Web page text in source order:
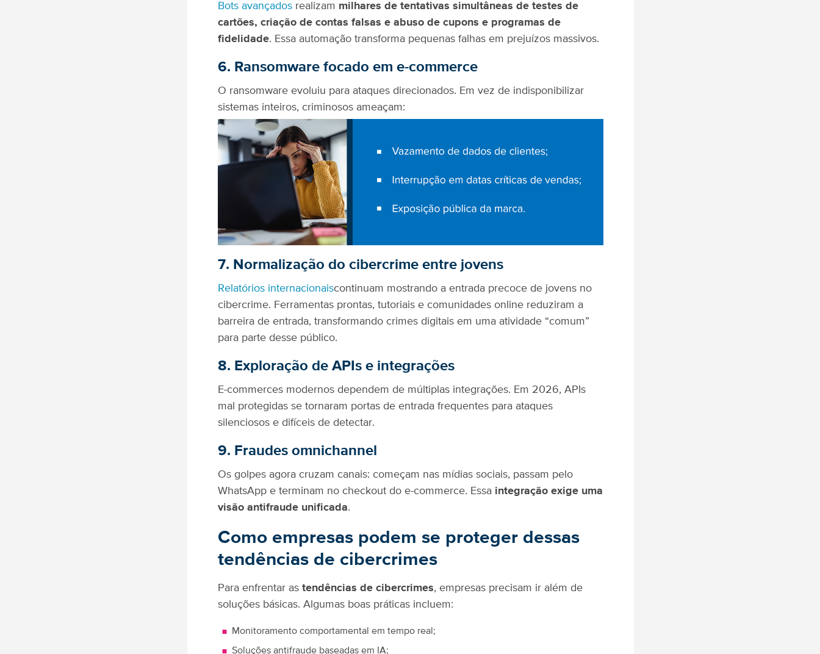
Bots avançadosrealizam milhares de tentativas simultâneas de testes de
cartões, criação de contas falsas e abuso de cupons e programas de
fidelidade. Essa automação transforma pequenas falhas em prejuízos massivos.
6. Ransomware focado em e-commerce
O ransomware evoluiu para ataques direcionados. Em vez de indisponibilizar
sistemas inteiros, criminosos ameaçam:
7. Normalização do cibercrime entre jovens
Relatórios internacionaiscontinuam mostrando a entrada precoce de jovens no
cibercrime. Ferramentas prontas, tutoriais e comunidades online reduziram a
barreira de entrada, transformando crimes digitais em uma atividade “comum”
para parte desse público.
8. Exploração de APIs e integrações
E-commerces modernos dependem de múltiplas integrações. Em 2026, APIs
mal protegidas se tornaram portas de entrada frequentes para ataques
silenciosos e difíceis de detectar.
9. Fraudes omnichannel
Os golpes agora cruzam canais: começam nas mídias sociais, passam pelo
WhatsApp e terminam no checkout do e-commerce. Essaintegração exige uma
visão antifraude unificada.
Como empresas podem se proteger dessas
tendências de cibercrimes
Para enfrentar as tendências de cibercrimes, empresas precisam ir além de
soluções básicas. Algumas boas práticas incluem:
Monitoramento comportamental em tempo real;
Soluções antifraude baseadas em IA;